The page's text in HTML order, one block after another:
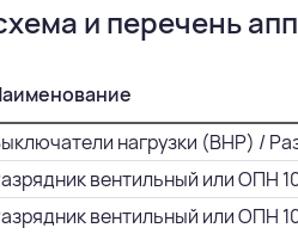
и перечень
нагрузки (ВНР) /
вентильный или ОПН
вентильный или ОПН